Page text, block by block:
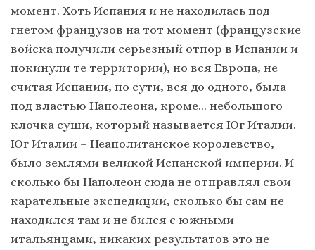
момент. Хоть Испания и не находилась под
гнетом французов на тот момент (французские
войска получили серьезный отпор в Испании и
покинули те территории), но вся Европа, не
считая Испании, по сути, вся до одного, была
под властью Наполеона, кроме… небольшого
клочка суши, который называется Юг Италии.
Юг Италии – Неаполитанское королевство,
было землями великой Испанской империи. И
сколько бы Наполеон сюда не отправлял свои
карательные экспедиции, сколько бы сам не
находился там и не бился с южными
итальянцами, никаких результатов это не